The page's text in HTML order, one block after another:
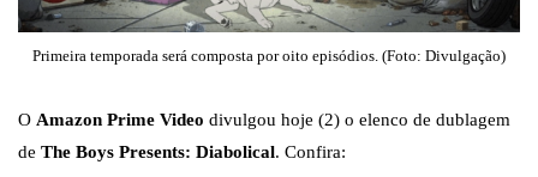
Primeira temporada será composta por oito episódios. (Foto: Divulgação)
O Amazon Prime Video divulgou hoje (2) o elenco de dublagem
de The Boys Presents: Diabolical. Confira: